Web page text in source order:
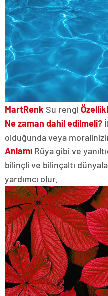
MartRenk Su rengi
Ne zaman dahil edilmeli?
olduğunda veya
Anlamı Rüya gibi ve
bilinçli ve bilinçaltı
yardımcı olur.